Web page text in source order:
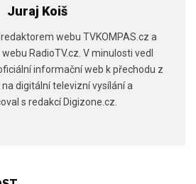
Juraj Koiš
webu TVKOMPAS.cz a
RadioTV.cz. V minulosti vedl
informační web k přechodu z
digitální televizní vysílání a
s redakcí Digizone.cz.